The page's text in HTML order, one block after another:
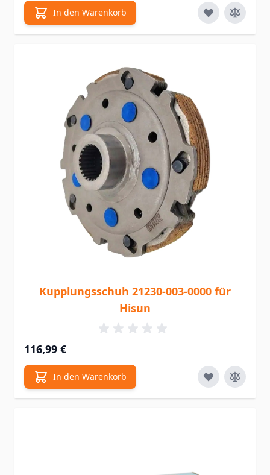
In den Warenkorb
Kupplungsschuh 21230-003-0000 für
Hisun
116,99 €
In den Warenkorb